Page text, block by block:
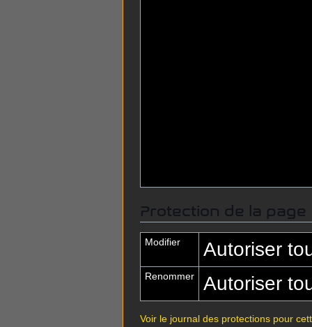
Protection de la page
Modifier Autoriser
Renommer Autoriser
Voir le journal des protections pour